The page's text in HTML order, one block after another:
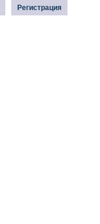
Регистрация